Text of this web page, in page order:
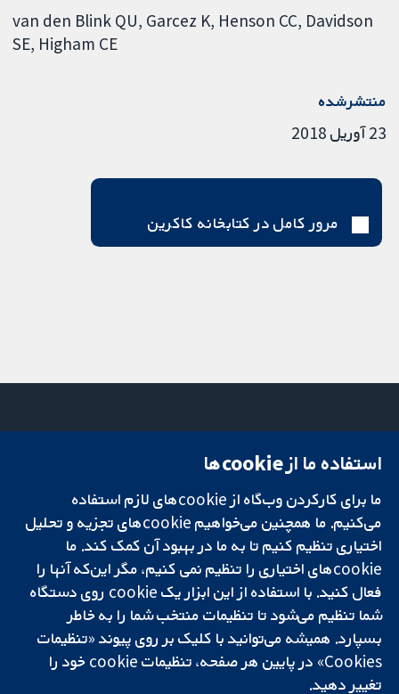
van den Blink QU Garcez K Henson CC Davidson
SE Higham CE
منتشرشده
23 آوریل 2018
مرور کامل در کتابخانه کاکرین
تحقیقات قابل
اعتماد.
تصمیم‌گیری آگاهانه.
سلامت بهتر.
میدان کاوندیش
لندن
W1G 0AN
بریتانیا
دفتر رسانه‌ای
درباره ما
فرصت‌های
شغلی
Cochrane
Library
شبکه همکاری کاکرین، یک مؤسسه خیریه (شماره 1045921) و یک شرکت با
استفاده ما از cookie‌ها
ما برای کارکردن وب‌گاه از cookie‌های لازم استفاده
می‌کنیم. ما همچنین می‌خواهیم cookie‌های تجزیه و تحلیل
اختیاری تنظیم کنیم تا به ما در بهبود آن کمک کند. ما
cookie‌های اختیاری را تنظیم نمی کنیم، مگر این‌که آنها را
فعال کنید. با استفاده از این ابزار یک cookie‌ روی دستگاه
شما تنظیم می‌شود تا تنظیمات منتخب شما را به خاطر
بسپارد. همیشه می‌توانید با کلیک بر روی پیوند «تنظیمات
Cookies» در پایین هر صفحه، تنظیمات cookie‌ خود را
تغییر دهید.